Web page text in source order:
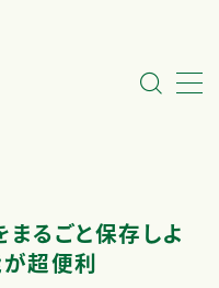
るごと保存しよ
超便利